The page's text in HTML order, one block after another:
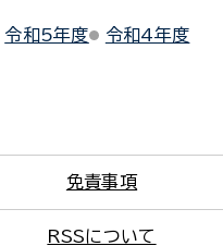
令和5年度
令和4年度
免責事項
RSSについて